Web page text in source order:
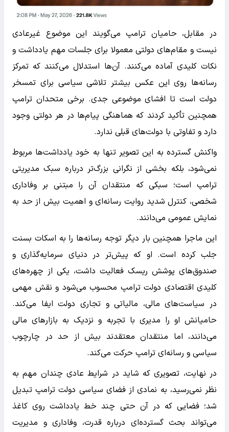
در مقابل، حامیان ترامپ می‌گویند این موضوع غیرعادی
نیست و مقام‌های دولتی معمولا برای جلسات مهم یادداشت و
نکات کلیدی آماده می‌کنند. آن‌ها استدلال می‌کنند که تمرکز
رسانه‌ها روی این عکس بیشتر تلاشی سیاسی برای تمسخر
دولت است تا افشای موضوعی جدی. برخی متحدان ترامپ
همچنین تأکید کردند که هماهنگی پیام‌ها در هر دولتی وجود
دارد و تفاوتی با دولت‌های قبلی ندارد.
واکنش گسترده به این تصویر تنها به خود یادداشت‌ها مربوط
نمی‌شود، بلکه بخشی از نگرانی بزرگ‌تر درباره سبک مدیریتی
ترامپ است؛ سبکی که منتقدان آن را مبتنی بر وفاداری
شخصی، کنترل شدید روایت رسانه‌ای و اهمیت بیش از حد به
نمایش عمومی می‌دانند.
این ماجرا همچنین بار دیگر توجه رسانه‌ها را به اسکات بسنت
جلب کرده است. او که پیش‌تر در دنیای سرمایه‌گذاری و
صندوق‌های پوشش ریسک فعالیت داشت، یکی از چهره‌های
کلیدی اقتصادی دولت ترامپ محسوب می‌شود و نقش مهمی
در سیاست‌های مالی، مالیاتی و تجاری دولت ایفا می‌کند.
حامیانش او را مدیری با تجربه و نزدیک به بازارهای مالی
می‌دانند، اما منتقدان معتقدند بیش از حد در چارچوب
سیاسی و رسانه‌ای ترامپ حرکت می‌کند.
در نهایت، تصویری که شاید در شرایط عادی چندان مهم به
نظر نمی‌رسید، به نمادی از فضای سیاسی دولت ترامپ تبدیل
شد؛ فضایی که در آن حتی چند خط یادداشت روی کاغذ
می‌تواند بحث گسترده‌ای درباره قدرت، وفاداری و مدیریت